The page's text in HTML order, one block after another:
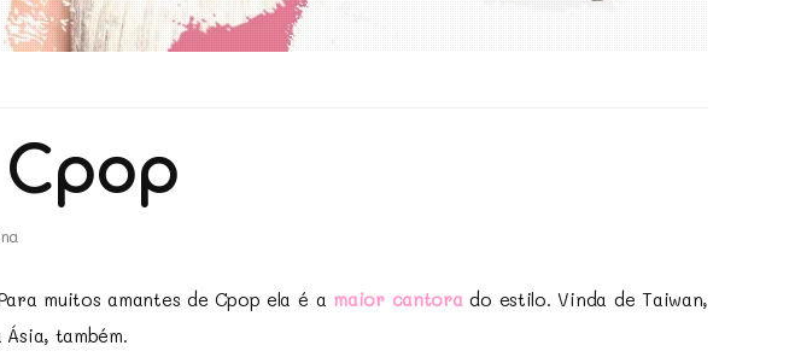
muitos amantes de Cpop ela é a maior cantorado estilo. Vinda de Taiwan,
também.